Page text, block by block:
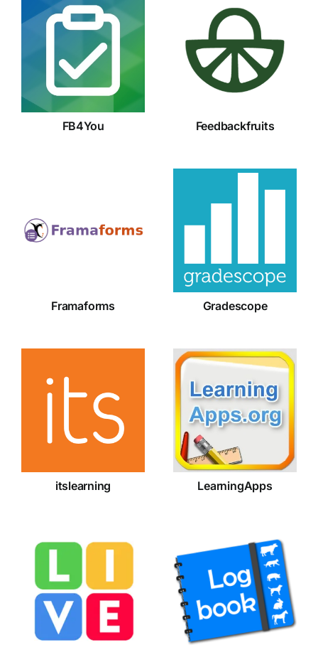
FB4You
FB4You
Feedbackfruits
Feedbackfruits
Framaforms
Framaforms
Gradescope
Gradescope
itslearning
itslearning
LearningApps
LearningApps
Liveworksheet Logbook